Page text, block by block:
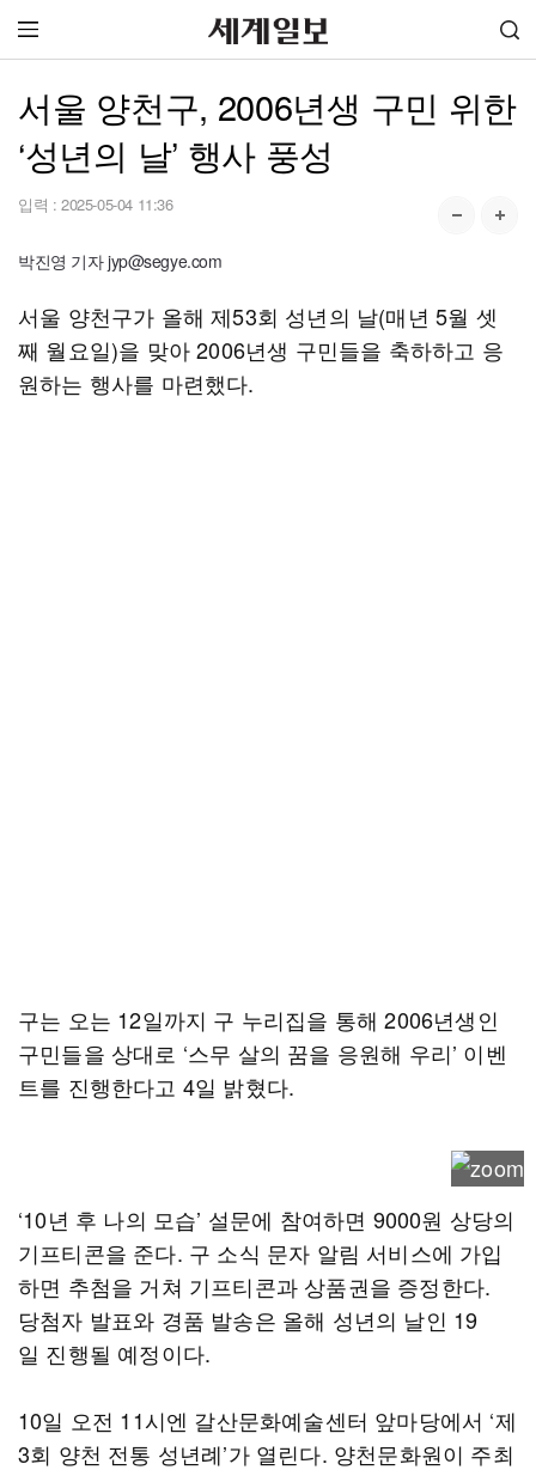
서울 양천구, 2006년생 구민 위한
‘성년의 날’ 행사 풍성
입력 : 2025-05-04 11:36
박진영 기자 jyp@segye.com
서울 양천구가 올해 제53회 성년의 날(매년 5월 셋
째 월요일)을 맞아 2006년생 구민들을 축하하고 응
원하는 행사를 마련했다.
구는 오는 12일까지 구 누리집을 통해 2006년생인
구민들을 상대로 ‘스무 살의 꿈을 응원해 우리’ 이벤
트를 진행한다고 4일 밝혔다.
‘10년 후 나의 모습’ 설문에 참여하면 9000원 상당의
기프티콘을 준다. 구 소식 문자 알림 서비스에 가입
하면 추첨을 거쳐 기프티콘과 상품권을 증정한다.
당첨자 발표와 경품 발송은 올해 성년의 날인 19
일 진행될 예정이다.
10일 오전 11시엔 갈산문화예술센터 앞마당에서 ‘제
3회 양천 전통 성년례’가 열린다. 양천문화원이 주최